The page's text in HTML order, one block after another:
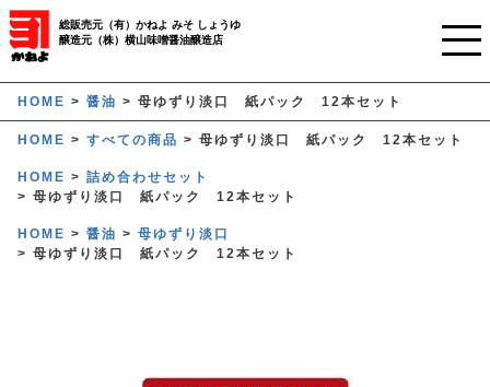
総販売元（有）かねよ みそ しょうゆ
醸造元（株）横山味噌醤油醸造店
ホーム
ご利用ガイド
かねよみそしょうゆについて
商品について
HOME 醤油 母ゆずり淡口 紙パック 12本セット
HOME すべての商品 母ゆずり淡口 紙パック 12本セット
HOME
詰め合わせセット
母ゆずり淡口 紙パック 12本セット
HOME 醤油
母ゆずり淡口
母ゆずり淡口 紙パック 12本セット